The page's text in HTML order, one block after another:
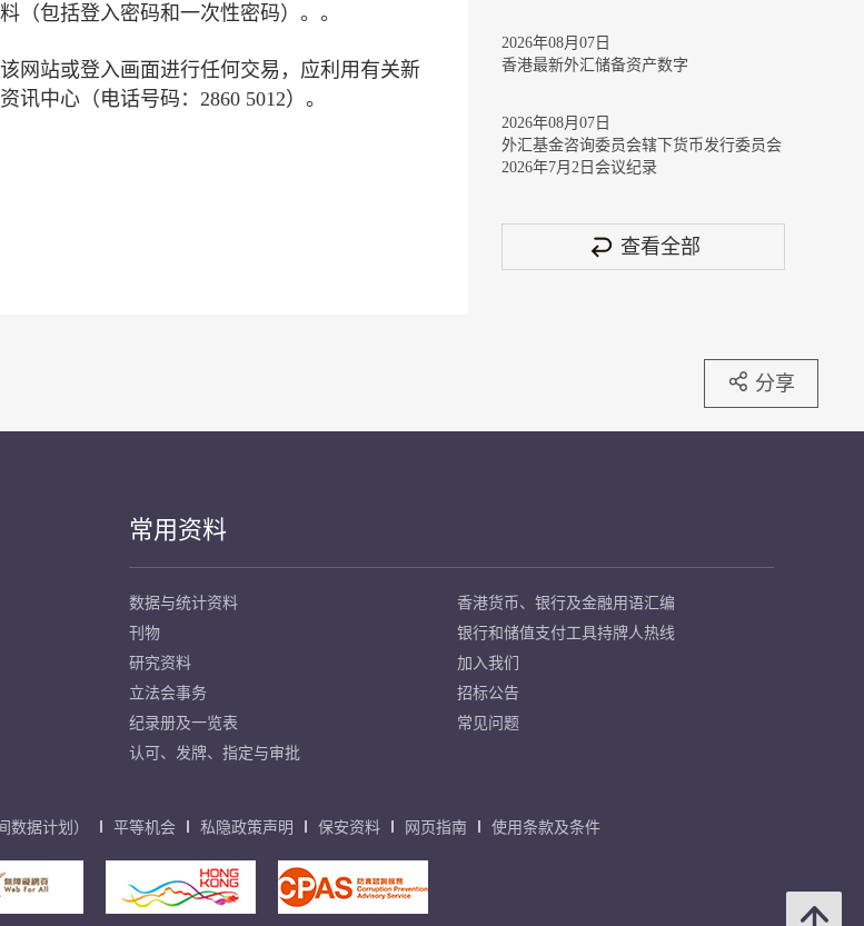
（包括登入密码和一次性密码）。。
网站或登入画面进行任何交易，应利用有关新
中心（电话号码：2860 5012）。
2026年08月07日
香港最新外汇储备资产数字
2026年08月07日
外汇基金咨询委员会辖下货币发行委员会
2026年7月2日会议纪录
查看全部
分享
常用资料
数据与统计资料
刊物
研究资料
立法会事务
纪录册及一览表
认可、发牌、指定与审批
香港货币、银行及金融用语汇编
银行和储值支付工具持牌人热线
加入我们
招标公告
常见问题
数据计划） 平等机会 私隐政策声明 保安资料 网页指南 使用条款及条件